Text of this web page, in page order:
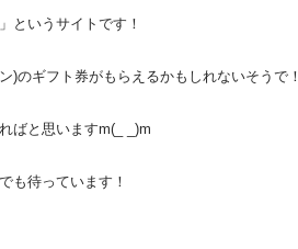
というサイトです！
)のギフト券がもらえるかもしれないそうで！
ばと思いますm(_ _)m
も待っています！